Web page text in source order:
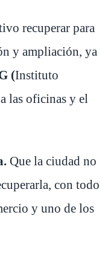
recuperar para
y ampliación, ya
(Instituto
las oficinas y el
Que la ciudad no
con todo
y uno de los